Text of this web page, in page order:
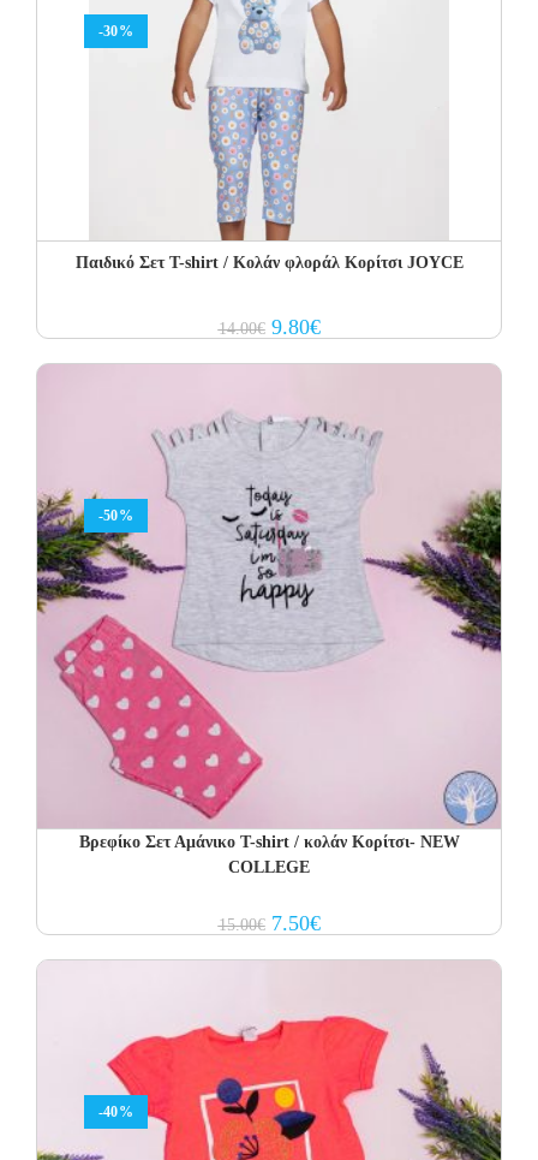
-30%
Παιδικό Σετ T-shirt / Κολάν φλοράλ Κορίτσι JOYCE
14.00€ Original
price
9.80€Current
price
-50%
Βρεφίκο Σετ Αμάνικο T-shirt / κολάν Κορίτσι- NEW
COLLEGE
15.00€ Original
price
7.50€Current
price
-40%